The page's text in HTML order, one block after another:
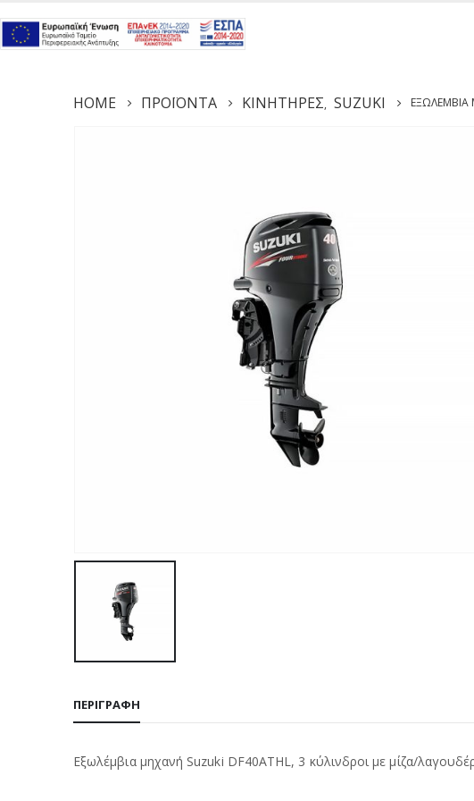
HOME ΠΡΟΪΌΝΤΑ ΚΙΝΗΤΉΡΕΣ, SUZUKI ΕΞΩΛΈΜΒΙΑ
ΠΕΡΙΓΡΑΦΉ
Εξωλέμβια μηχανή Suzuki DF40ATHL, 3 κύλινδροι με μίζα/